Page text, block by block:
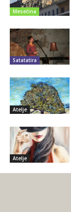
Mesečina
Satatatira
Atelje
Atelje